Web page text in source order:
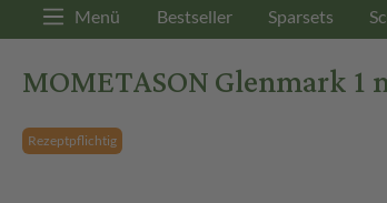
Menü Bestseller Sparsets
MOMETASON Glenmark 1
Rezeptpflichtig